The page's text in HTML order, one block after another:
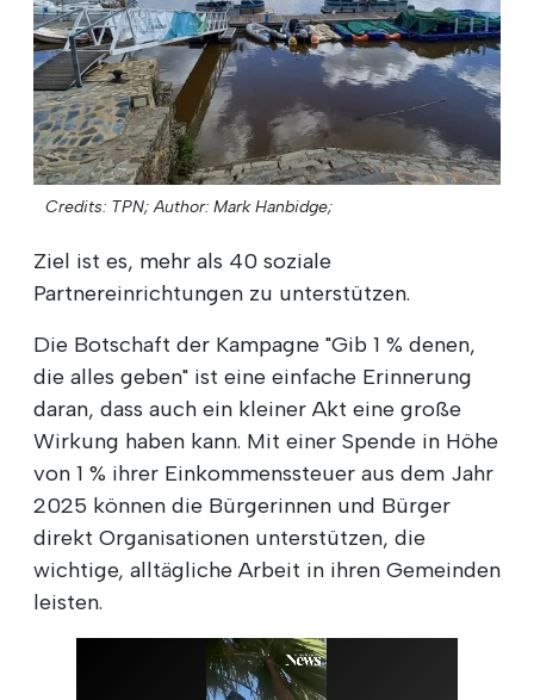
Credits: TPN; Author: Mark Hanbidge;
Ziel ist es, mehr als 40 soziale
Partnereinrichtungen zu unterstützen.
Die Botschaft der Kampagne "Gib 1 % denen,
die alles geben" ist eine einfache Erinnerung
daran, dass auch ein kleiner Akt eine große
Wirkung haben kann. Mit einer Spende in Höhe
von 1 % ihrer Einkommenssteuer aus dem Jahr
2025 können die Bürgerinnen und Bürger
direkt Organisationen unterstützen, die
wichtige, alltägliche Arbeit in ihren Gemeinden
leisten.